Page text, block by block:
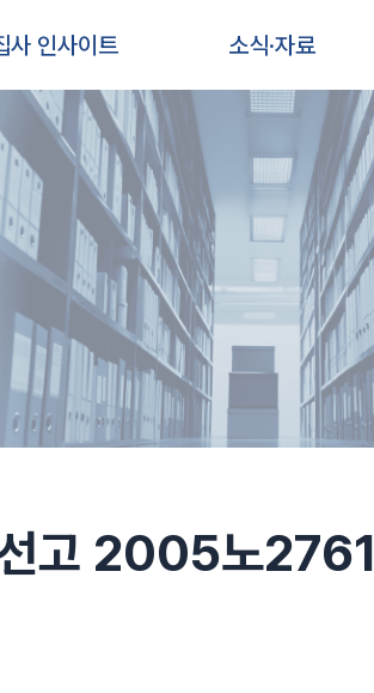
사 인사이트 소식·자료
고 2005노2761